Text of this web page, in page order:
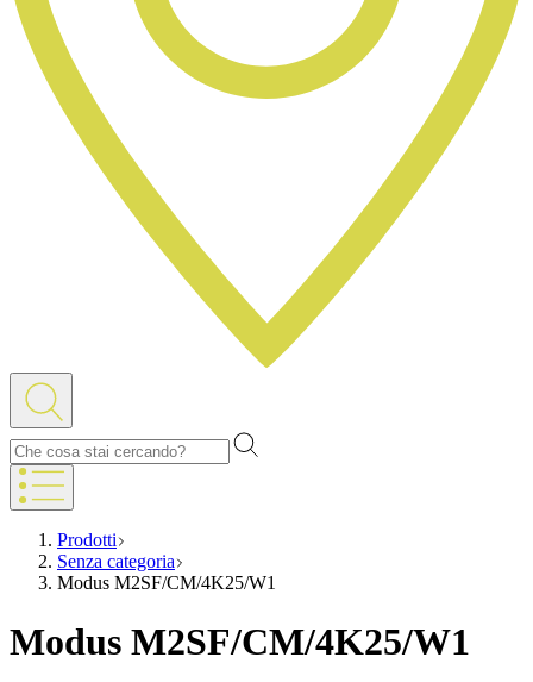
Prodotti
Senza categoria
Modus M2SF/CM/4K25/W1
Modus M2SF/CM/4K25/W1